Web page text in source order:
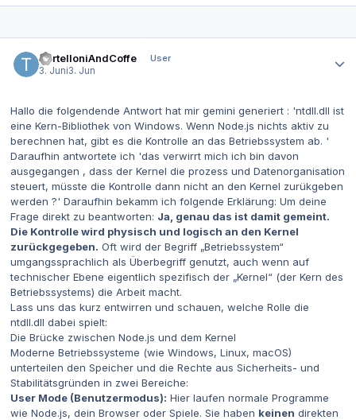
TortelloniAndCoffe
User
3. Juni3. Jun
Hallo die folgendende Antwort hat mir gemini generiert : 'ntdll.dll ist
eine Kern-Bibliothek von Windows. Wenn Node.js nichts aktiv zu
berechnen hat, gibt es die Kontrolle an das Betriebssystem ab. '
Daraufhin antwortete ich 'das verwirrt mich ich bin davon
ausgegangen , dass der Kernel die prozess und Datenorganisation
steuert, müsste die Kontrolle dann nicht an den Kernel zurükgeben
werden ?' Daraufhin bekamm ich folgende Erklärung: Um deine
Frage direkt zu beantworten: Ja, genau das ist damit gemeint.
Die Kontrolle wird physisch und logisch an den Kernel
zurückgegeben. Oft wird der Begriff „Betriebssystem“
umgangssprachlich als Überbegriff genutzt, auch wenn auf
technischer Ebene eigentlich spezifisch der „Kernel“ (der Kern des
Betriebssystems) die Arbeit macht.
Lass uns das kurz entwirren und schauen, welche Rolle die
ntdll.dll dabei spielt:
Die Brücke zwischen Node.js und dem Kernel
Moderne Betriebssysteme (wie Windows, Linux, macOS)
unterteilen den Speicher und die Rechte aus Sicherheits- und
Stabilitätsgründen in zwei Bereiche:
User Mode (Benutzermodus): Hier laufen normale Programme
wie Node.js, dein Browser oder Spiele. Sie haben keinen direkten